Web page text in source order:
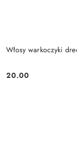
Włosy warkoczyki
Cena:
20.00